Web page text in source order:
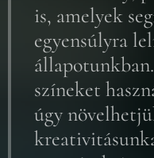
is, amelyek
egyensúlyra
színeket
úgy